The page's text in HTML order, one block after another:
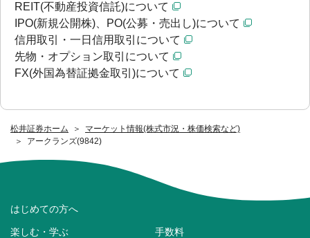
松井証券ホーム
マーケット情報(株式市況・株価検索など)
アークランズ(9842)
REIT(不動産投資信託)について
IPO(新規公開株)、PO(公募・売出し)について
信用取引・一日信用取引について
先物・オプション取引について
FX(外国為替証拠金取引)について
はじめての方へ
楽しむ・学ぶ 手数料